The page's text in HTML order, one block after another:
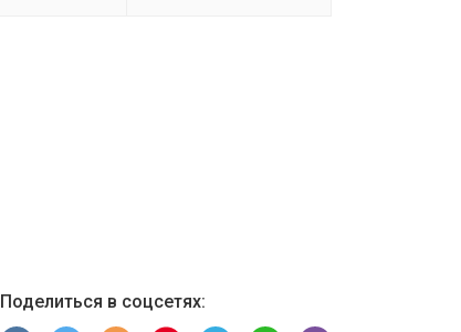
Поделиться в соцсетях: